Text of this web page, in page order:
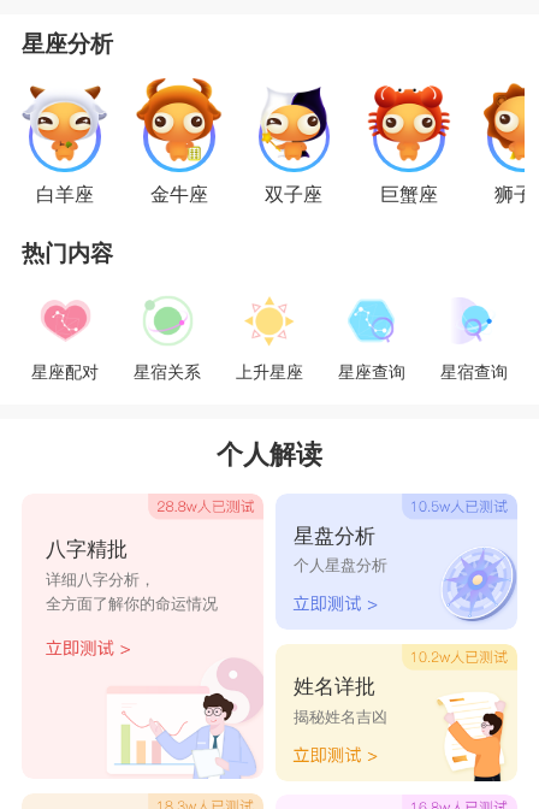
候都会因为自己高高在上的自尊心而分手。但是狮
不会因为分开后就彻底遗忘，他们会时时刻刻思念
对方，但是他们高傲的自尊心总是让他们没有办法
低头。只要对方能够主动放下姿态，去跟狮子座的
人复合，其实是很有机会复合的，因为狮子座的人
轻易放弃一段感情，所以只要能够照顾好狮子座的
面子，复合的几率非常高。
双鱼座
双鱼座
的人心地善良，对待感情也很认真，如
果你对双鱼座的人好，他们一定会加倍对你们好，
他们觉得你对他们的好都是出自真心的。在感情
中，他们一旦开始一段感情，会对自己的另一半百
星座分析
白羊座 金牛座 双子座 巨蟹座 狮子
热门内容
星座配对 星宿关系 上升星座 星座查询 星宿查询
个人解读
八字精批
详细八字分析，
全方面了解你的命运情况
星盘分析
个人星盘分析
姓名详批
揭秘姓名吉凶